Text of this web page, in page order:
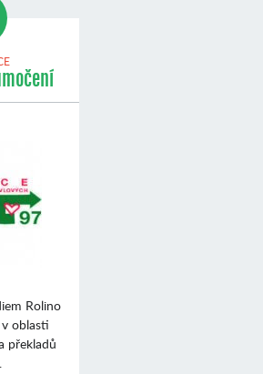
Rolino
oblasti
překladů